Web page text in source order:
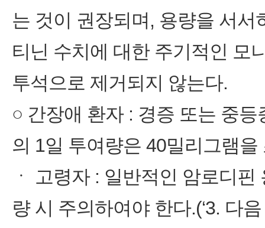
는 것이 권장되며, 용량을 서
티닌 수치에 대한 주기적인 모
투석으로 제거되지 않는다.
○ 간장애 환자 : 경증 또는 중
의 1일 투여량은 40밀리그램
ㆍ 고령자 : 일반적인 암로디
량 시 주의하여야 한다.(‘3. 다